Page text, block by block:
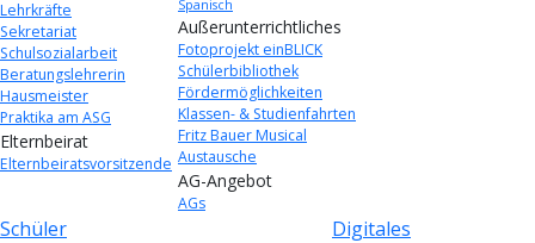
Lehrkräfte
Sekretariat
Schulsozialarbeit
Beratungslehrerin
Hausmeister
Praktika am ASG
Elternbeirat
Elternbeiratsvorsitzende
Spanisch
Außerunterrichtliches
Fotoprojekt einBLICK
Schülerbibliothek
Fördermöglichkeiten
Klassen- & Studienfahrten
Fritz Bauer Musical
Austausche
AG-Angebot
AGs
Schüler Digitales